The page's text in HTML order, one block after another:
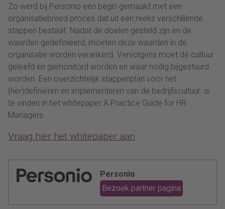
Zo werd bij Personio een begin gemaakt met een
organisatiebreed proces dat uit een reeks verschillende
stappen bestaat. Nadat de doelen gesteld zijn en de
waarden gedefinieerd, moeten deze waarden in de
organisatie worden verankerd. Vervolgens moet de cultuur
geleefd en gemonitord worden en waar nodig bijgestuurd
worden. Een overzichtelijk stappenplan voor het
(her)definiëren en implementeren van de bedrijfscultuur is
te vinden in het whitepaper A Practice Guide for HR
Managers.
Vraag hier het whitepaper aan
Personio
Bezoek partner pagina